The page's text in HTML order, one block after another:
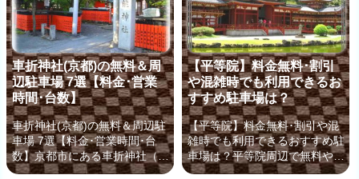
車折神社(京都)の無料＆周
辺駐車場 7選【料金･営業
時間･台数】
車折神社(京都)の無料＆周辺駐
車場 7選【料金･営業時間･台
数】京都市にある車折神社（く
るまざきじんじゃ）は、芸能人
【平等院】料金無料･割引
や混雑時でも利用できるお
すすめ駐車場は？
【平等院】料金無料･割引や混
雑時でも利用できるおすすめ駐
車場は？平等院周辺で無料や割
引のある安い駐車場ってある